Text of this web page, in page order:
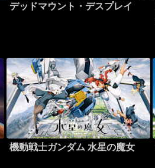
デッドマウント・デスプレイ
機動戦士ガンダム 水星の魔女